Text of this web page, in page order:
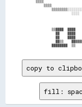
▒▒▒▒
▒▒▒▒
▒▒████
██
copy to
fill: